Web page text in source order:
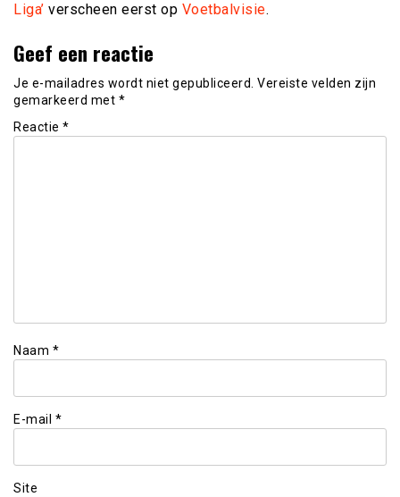
Liga’ verscheen eerst op Voetbalvisie.
Geef een reactie
Je e-mailadres wordt niet gepubliceerd. Vereiste velden zijn
gemarkeerd met *
Reactie *
Naam *
E-mail *
Site